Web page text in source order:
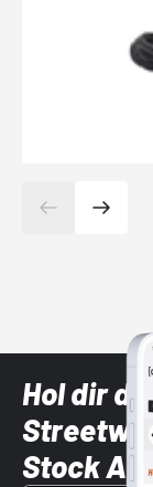
Hol dir
Stock